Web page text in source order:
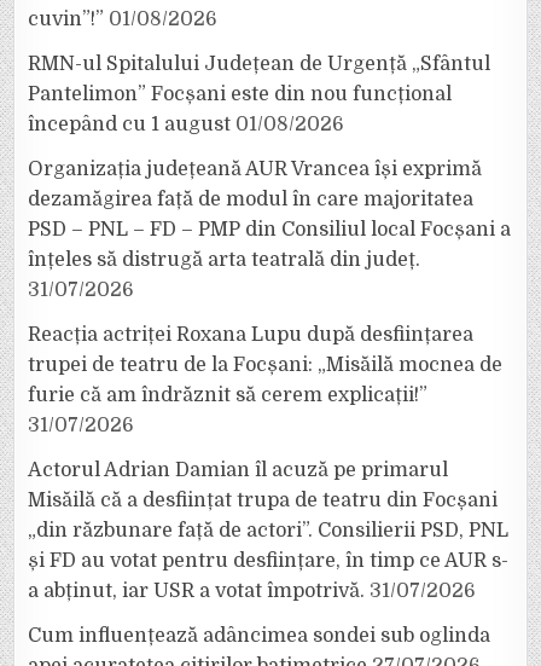
cuvin”!” 01/08/2026
RMN-ul Spitalului Județean de Urgență „Sfântul
Pantelimon” Focșani este din nou funcțional
începând cu 1 august 01/08/2026
Organizația județeană AUR Vrancea își exprimă
dezamăgirea față de modul în care majoritatea
PSD – PNL – FD – PMP din Consiliul local Focșani a
înțeles să distrugă arta teatrală din județ.
31/07/2026
Reacția actriței Roxana Lupu după desființarea
trupei de teatru de la Focșani: „Misăilă mocnea de
furie că am îndrăznit să cerem explicații!”
31/07/2026
Actorul Adrian Damian îl acuză pe primarul
Misăilă că a desființat trupa de teatru din Focșani
„din răzbunare față de actori”. Consilierii PSD, PNL
și FD au votat pentru desființare, în timp ce AUR s-
a abținut, iar USR a votat împotrivă. 31/07/2026
Cum influențează adâncimea sondei sub oglinda